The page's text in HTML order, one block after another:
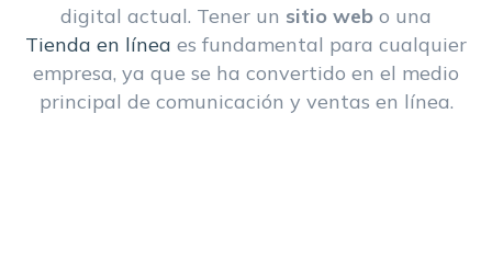
digital actual. Tener un sitio web o una
Tienda en línea es fundamental para cualquier
empresa, ya que se ha convertido en el medio
principal de comunicación y ventas en línea.